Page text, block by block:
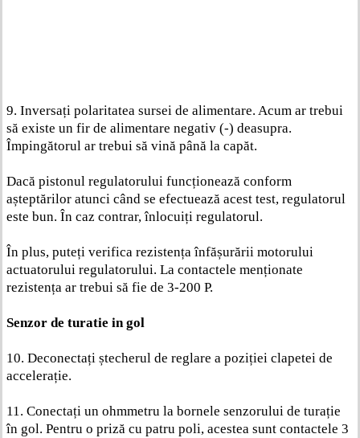
9. Inversați polaritatea sursei de alimentare. Acum ar trebui
să existe un fir de alimentare negativ (-) deasupra.
Împingătorul ar trebui să vină până la capăt.
Dacă pistonul regulatorului funcționează conform
așteptărilor atunci când se efectuează acest test, regulatorul
este bun. În caz contrar, înlocuiți regulatorul.
În plus, puteți verifica rezistența înfășurării motorului
actuatorului regulatorului. La contactele menționate
rezistența ar trebui să fie de 3-200 P.
Senzor de turatie in gol
10. Deconectați ștecherul de reglare a poziției clapetei de
accelerație.
11. Conectați un ohmmetru la bornele senzorului de turație
în gol. Pentru o priză cu patru poli, acestea sunt contactele 3